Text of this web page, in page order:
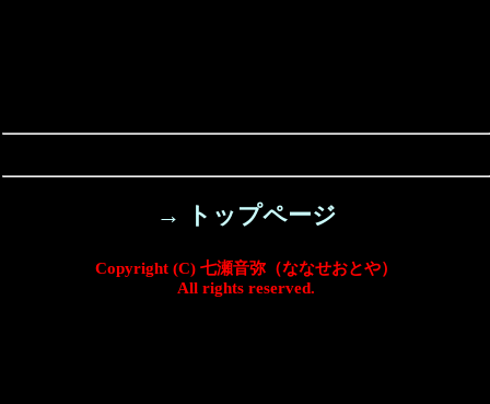
→ トップページ
Copyright (C) 七瀬音弥（ななせおとや）
All rights reserved.